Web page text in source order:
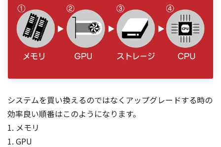
システムを買い換えるのではなくアップグレードする時の
効率良い順番はこのようになります。
1. メモリ
1. GPU